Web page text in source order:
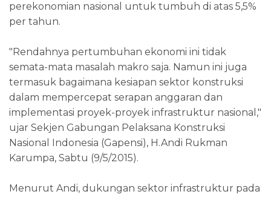
perekonomian nasional untuk tumbuh di atas 5,5%
per tahun.
"Rendahnya pertumbuhan ekonomi ini tidak
semata-mata masalah makro saja. Namun ini juga
termasuk bagaimana kesiapan sektor konstruksi
dalam mempercepat serapan anggaran dan
implementasi proyek-proyek infrastruktur nasional,"
ujar Sekjen Gabungan Pelaksana Konstruksi
Nasional Indonesia (Gapensi), H.Andi Rukman
Karumpa, Sabtu (9/5/2015).
Menurut Andi, dukungan sektor infrastruktur pada